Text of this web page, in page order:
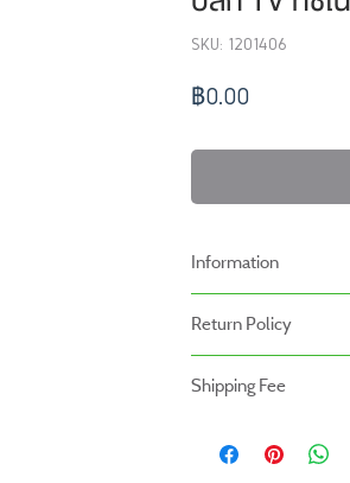
SKU: 1201406
฿0.00ราคา
Information
-ระยะเวลารับประกันสินค้า
หน้าร้าน
Return Policy
- สินค้าสามารถคืนได้ภาย
- ค่าขนส่งจะไม่สามารถคืน
Shipping Fee